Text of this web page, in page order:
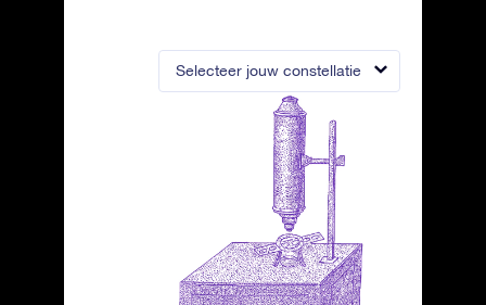
Selecteer jouw constellatie